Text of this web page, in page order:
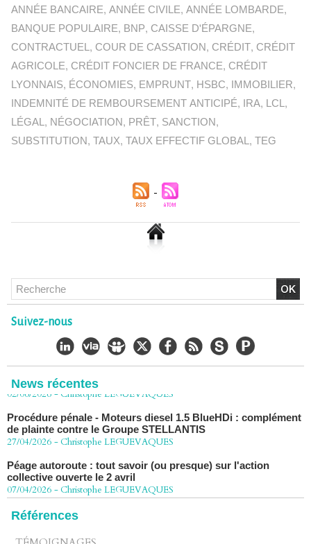
ANNÉE BANCAIRE,ANNÉE CIVILE,ANNÉE LOMBARDE,
BANQUE POPULAIRE, BNP, CAISSE D'ÉPARGNE,
CONTRACTUEL, COUR DE CASSATION, CRÉDIT, CRÉDIT
AGRICOLE, CRÉDIT FONCIER DE FRANCE, CRÉDIT
LYONNAIS, ÉCONOMIES, EMPRUNT, HSBC, IMMOBILIER,
INDEMNITÉ DE REMBOURSEMENT ANTICIPÉ, IRA, LCL,
LÉGAL, NÉGOCIATION, PRÊT, SANCTION,
SUBSTITUTION,TAUX,TAUX EFFECTIF GLOBAL,TEG
Suivez-nous
News récentes
Chlordécone : un non-lieu confirmé, la bataille se déplace
CHLORDÉCONE Déclaration de Me Christophe
LÈGUEVAQUES (CLE), avocat de parties civiles, après la
décision de confirmation du non-lieu
22/06/2026 -Christophe LEGUEVAQUES
Chlordécone : une loi qui reconnaît, un État qui conteste
02/06/2026 -Christophe LEGUEVAQUES
Procédure pénale - Moteurs diesel 1.5 BlueHDi : complément
de plainte contre le Groupe STELLANTIS
27/04/2026 - Christophe LEGUEVAQUES
Péage autoroute : tout savoir (ou presque) sur l'action
collective ouverte le 2 avril
07/04/2026 -Christophe LEGUEVAQUES
Références